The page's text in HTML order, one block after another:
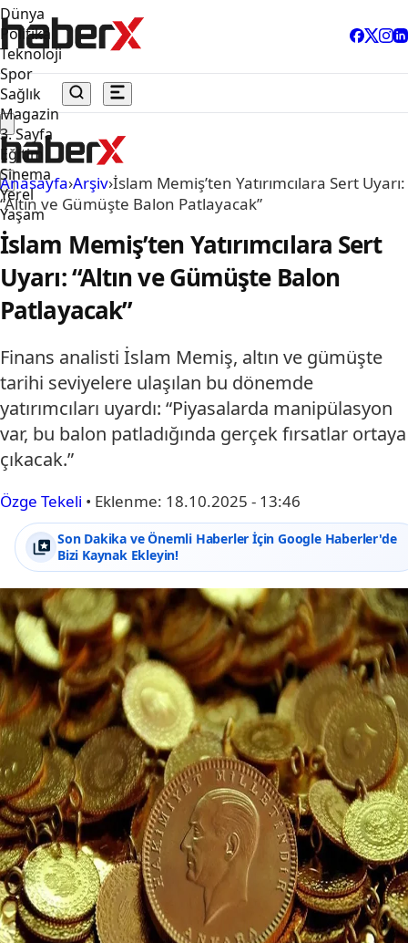
Dünya
Politika
Teknoloji
Spor
Sağlık
Magazin
3. Sayfa
Eğitim
Sinema
Yerel
Yaşam
Anasayfa›Arşiv›İslam Memiş’ten Yatırımcılara Sert Uyarı:
“Altın ve Gümüşte Balon Patlayacak”
İslam Memiş’ten Yatırımcılara Sert
Uyarı: “Altın ve Gümüşte Balon
Patlayacak”
Finans analisti İslam Memiş, altın ve gümüşte
tarihi seviyelere ulaşılan bu dönemde
yatırımcıları uyardı: “Piyasalarda manipülasyon
var, bu balon patladığında gerçek fırsatlar ortaya
çıkacak.”
Özge Tekeli • Eklenme: 18.10.2025 - 13:46
Son Dakika ve Önemli Haberler İçin Google Haberler'de
Bizi Kaynak Ekleyin!